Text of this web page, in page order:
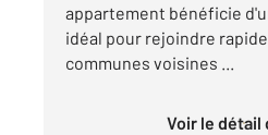
appartement bénéficie
idéal pour rejoindre
communes voisines ...
Voir le